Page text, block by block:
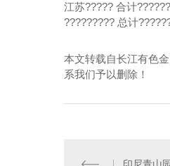
江苏????? 合计
????????? 总计
本文转载自长江有色
系我们予以删除！